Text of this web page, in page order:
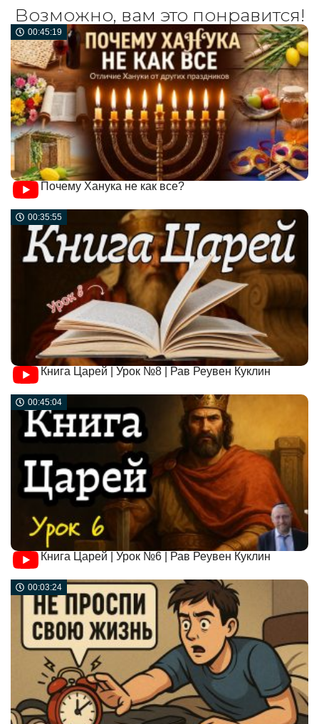
Возможно, вам это понравится!
00:45:19
Почему Ханука не как все?
00:35:55
Книга Царей | Урок №8 | Рав Реувен Куклин
00:45:04
Книга Царей | Урок №6 | Рав Реувен Куклин
00:03:24